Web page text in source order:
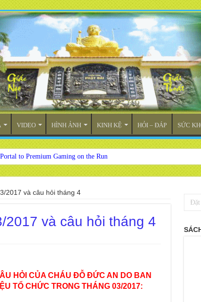
VIDEO HÌNH ẢNH KINH KỆ HỎI – ĐÁP SỨC
to Premium Gaming on the Run
2017 và câu hỏi tháng 4
và câu hỏi tháng 4
HỎI CỦA CHÁU ĐỖ ĐỨC AN DO BAN
TỔ CHỨC TRONG THÁNG 03/2017: